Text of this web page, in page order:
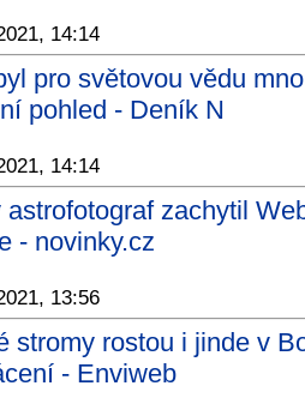
14:14
pro světovou vědu
pohled - Deník N
14:14
astrofotograf zachytil
- novinky.cz
13:56
stromy rostou i jinde v
- Enviweb